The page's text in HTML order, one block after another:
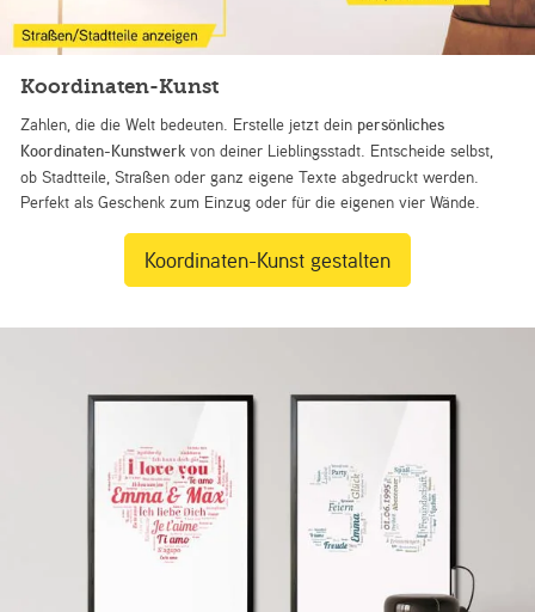
Koordinaten-Kunst
Zahlen, die die Welt bedeuten. Erstelle jetzt dein persönliches
Koordinaten-Kunstwerk von deiner Lieblingsstadt. Entscheide selbst,
ob Stadtteile, Straßen oder ganz eigene Texte abgedruckt werden.
Perfekt als Geschenk zum Einzug oder für die eigenen vier Wände.
Koordinaten-Kunst gestalten